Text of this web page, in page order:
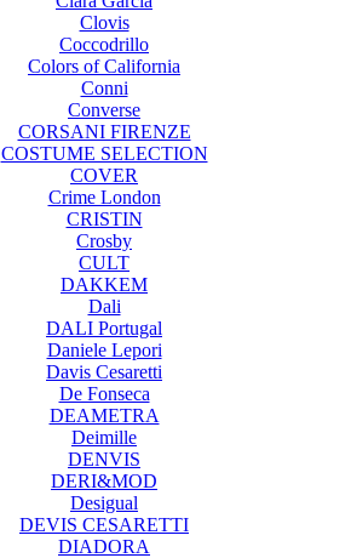
Clovis
Coccodrillo
Colors of California
Conni
Converse
CORSANI FIRENZE
COSTUME SELECTION
COVER
Crime London
CRISTIN
Crosby
CULT
DAKKEM
Dali
DALI Portugal
Daniele Lepori
Davis Cesaretti
De Fonseca
DEAMETRA
Deimille
DENVIS
DERI&MOD
Desigual
DEVIS CESARETTI
DIADORA